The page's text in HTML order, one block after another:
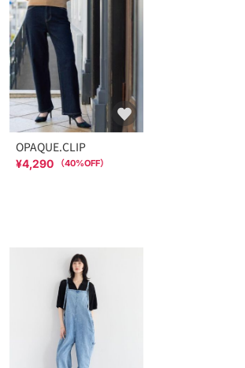
OPAQUE.CLIP
¥4,290 （40%OFF）